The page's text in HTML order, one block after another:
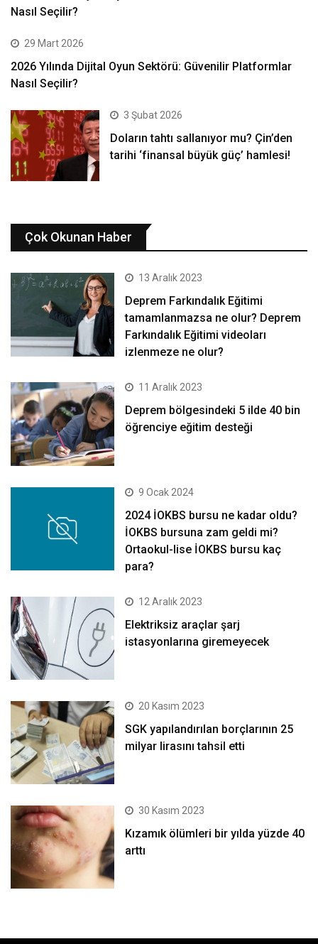
Nasıl Seçilir?
29 Mart 2026
2026 Yılında Dijital Oyun Sektörü: Güvenilir Platformlar
Nasıl Seçilir?
3 Şubat 2026
Doların tahtı sallanıyor mu? Çin’den
tarihi ‘finansal büyük güç’ hamlesi!
Çok Okunan Haber
13 Aralık 2023
Deprem Farkındalık Eğitimi
tamamlanmazsa ne olur? Deprem
Farkındalık Eğitimi videoları
izlenmeze ne olur?
11 Aralık 2023
Deprem bölgesindeki 5 ilde 40 bin
öğrenciye eğitim desteği
9 Ocak 2024
2024 İOKBS bursu ne kadar oldu?
İOKBS bursuna zam geldi mi?
Ortaokul-lise İOKBS bursu kaç
para?
12 Aralık 2023
Elektriksiz araçlar şarj
istasyonlarına giremeyecek
20 Kasım 2023
SGK yapılandırılan borçlarının 25
milyar lirasını tahsil etti
30 Kasım 2023
Kızamık ölümleri bir yılda yüzde 40
arttı